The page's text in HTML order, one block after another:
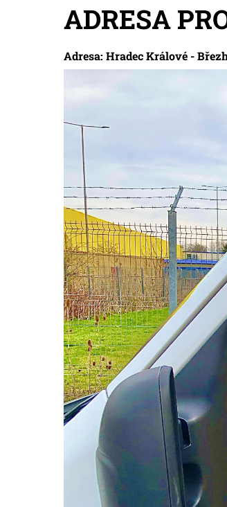
ADRESA
Adresa: Hradec Králové -